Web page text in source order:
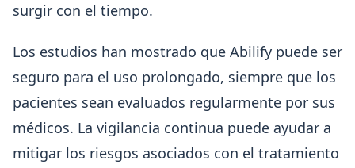
surgir con el tiempo.
Los estudios han mostrado que Abilify puede ser
seguro para el uso prolongado, siempre que los
pacientes sean evaluados regularmente por sus
médicos. La vigilancia continua puede ayudar a
mitigar los riesgos asociados con el tratamiento